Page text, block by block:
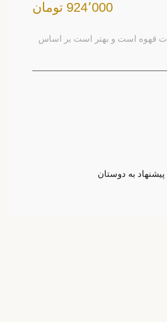
924٬000 تومان
قهوه است و بهتر است بر اساس
پیشنهاد به دوستان